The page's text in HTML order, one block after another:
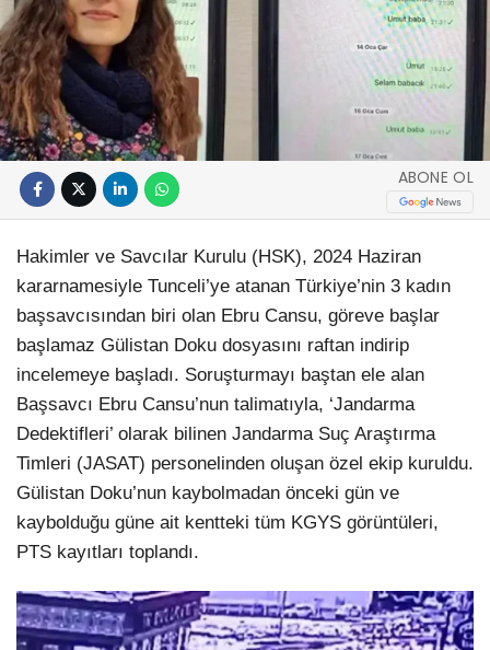
ABONE OL
Hakimler ve Savcılar Kurulu (HSK), 2024 Haziran
kararnamesiyle Tunceli’ye atanan Türkiye’nin 3 kadın
başsavcısından biri olan Ebru Cansu, göreve başlar
başlamaz Gülistan Doku dosyasını raftan indirip
incelemeye başladı. Soruşturmayı baştan ele alan
Başsavcı Ebru Cansu’nun talimatıyla, ‘Jandarma
Dedektifleri’ olarak bilinen Jandarma Suç Araştırma
Timleri (JASAT) personelinden oluşan özel ekip kuruldu.
Gülistan Doku’nun kaybolmadan önceki gün ve
kaybolduğu güne ait kentteki tüm KGYS görüntüleri,
PTS kayıtları toplandı.